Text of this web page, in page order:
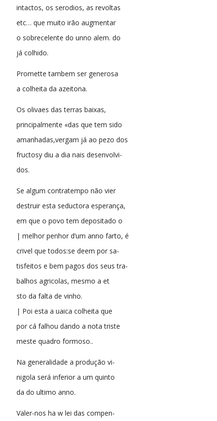
intactos, os serodios, as revoltas
etc… que muito irão augmentar
o sobrecelente do unno alem. do
já colhido.
Promette tambem ser generosa
a colheita da azeitona.
Os olivaes das terras baixas,
principalmente «das que tem sido
amanhadas,vergam já ao pezo dos
fructosy diu a dia nais desenvolvi-
dos.
Se algum contratempo não vier
destruir esta seductora esperança,
em que o povo tem depositado o
| melhor penhor d’um anno farto, é
crivel que todos:se deem por sa-
tisfeitos e bem pagos dos seus tra-
balhos agricolas, mesmo a et
sto da falta de vinho.
| Poi esta a uaica colheita que
por cá falhou dando a nota triste
meste quadro formoso..
Na generalidade a produção vi-
nigola será inferior a um quinto
da do ultimo anno.
Valer-nos ha w lei das compen-